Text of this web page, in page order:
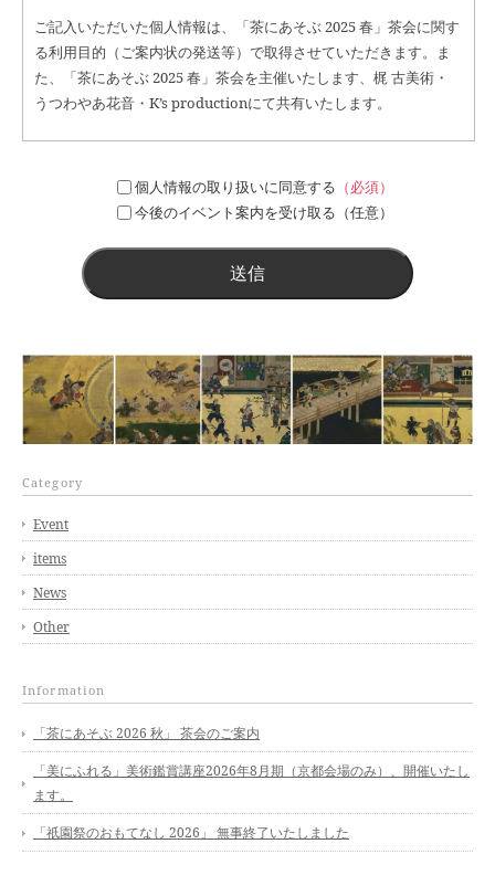
ご記入いただいた個人情報は、「茶にあそぶ 2025 春」茶会に関す
る利用目的（ご案内状の発送等）で取得させていただきます。ま
た、「茶にあそぶ 2025 春」茶会を主催いたします、梶 古美術・
うつわやあ花音・K’s productionにて共有いたします。
照らして不要となった個人情報につきましては、速やかに且つ適
正に削除・廃棄いたします。
※ 本イベント以外で、梶 古美術・うつわやあ花音・K’s
productionが主催いたします展覧会・茶会等のイベントのご案内
のお受取りをご希望の場合は、下記チェックボックスにチェック
ト終了後も個人情報を削除・廃棄せず、今後、開催いたします他
のイベントのご案内に利用いたします。
個人情報の取り扱いに同意する （必須）
今後のイベント案内を受け取る（任意）
Category
Event
items
News
Other
Information
「茶にあそぶ 2026 秋」 茶会のご案内
「美にふれる」美術鑑賞講座2026年8月期（京都会場のみ）、開催いたし
ます。
「祇園祭のおもてなし 2026」 無事終了いたしました